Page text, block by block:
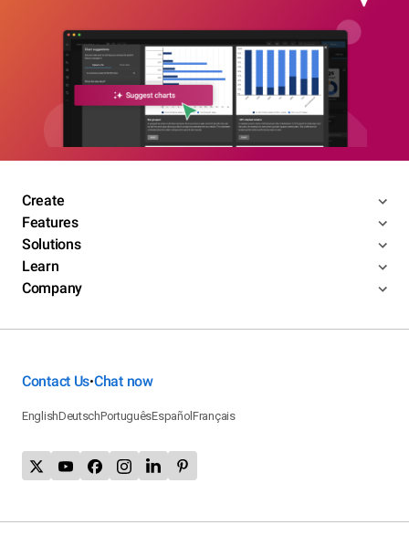
Create
Features
Solutions
Learn
Company
Contact Us•Chat now
EnglishDeutschPortuguêsEspañolFrançais